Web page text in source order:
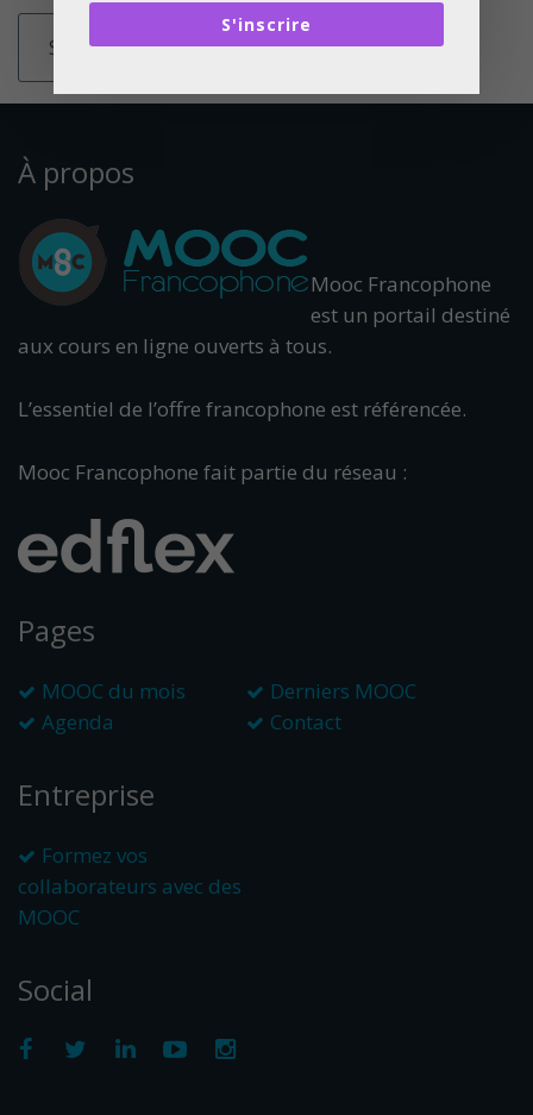
À propos
Mooc Francophone
est un portail destiné
aux cours en ligne ouverts à tous.
L’essentiel de l’offre francophone est référencée.
Mooc Francophone fait partie du réseau :
Pages
MOOC du mois
Derniers MOOC
Agenda
Contact
Entreprise
Formez vos
collaborateurs avec des
MOOC
Social
S'inscrire